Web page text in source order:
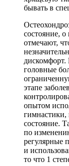
бывать в
состояние,
отмечают,
дискомфорт.
головные
этапе
опытом
гимнастики,
состояние.
по
регулярные
и
то что 1